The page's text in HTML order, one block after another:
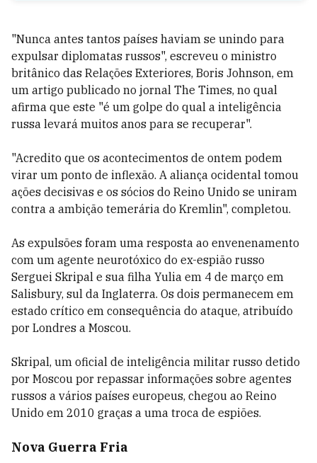
"Nunca antes tantos países haviam se unindo para
expulsar diplomatas russos", escreveu o ministro
britânico das Relações Exteriores, Boris Johnson, em
um artigo publicado no jornal The Times, no qual
afirma que este "é um golpe do qual a inteligência
russa levará muitos anos para se recuperar".
"Acredito que os acontecimentos de ontem podem
virar um ponto de inflexão. A aliança ocidental tomou
ações decisivas e os sócios do Reino Unido se uniram
contra a ambição temerária do Kremlin", completou.
As expulsões foram uma resposta ao envenenamento
com um agente neurotóxico do ex-espião russo
Serguei Skripal e sua filha Yulia em 4 de março em
Salisbury, sul da Inglaterra. Os dois permanecem em
estado crítico em consequência do ataque, atribuído
por Londres a Moscou.
Skripal, um oficial de inteligência militar russo detido
por Moscou por repassar informações sobre agentes
russos a vários países europeus, chegou ao Reino
Unido em 2010 graças a uma troca de espiões.
Nova Guerra Fria